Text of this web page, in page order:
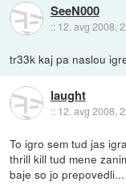
SeeN000
:: 12. avg 2008,
tr33k kaj pa naslou
laught
:: 12. avg 2008,
To igro sem tud jas
thrill kill tud mene
baje so jo prepovedli...